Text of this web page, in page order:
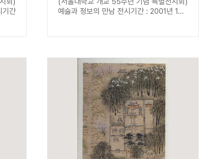
기간
예술과 정보의 만남 전시기간 : 2001년 1...